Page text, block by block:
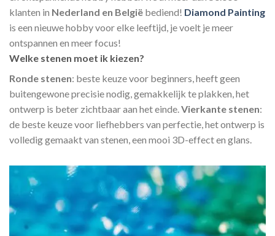
klanten in Nederland en België bediend! Diamond Painting
is een nieuwe hobby voor elke leeftijd, je voelt je meer
ontspannen en meer focus!
Welke stenen moet ik kiezen?
Ronde stenen: beste keuze voor beginners, heeft geen
buitengewone precisie nodig, gemakkelijk te plakken, het
ontwerp is beter zichtbaar aan het einde.Vierkante stenen:
de beste keuze voor liefhebbers van perfectie, het ontwerp is
volledig gemaakt van stenen, een mooi 3D-effect en glans.